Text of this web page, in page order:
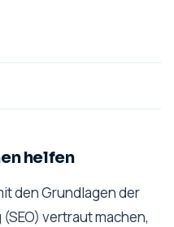
helfen
den Grundlagen der
vertraut machen,